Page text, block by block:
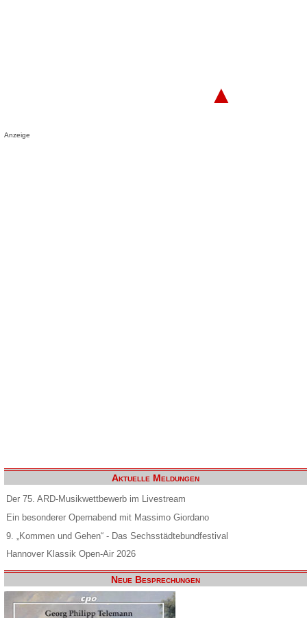
▲
Anzeige
Aktuelle Meldungen
Der 75. ARD-Musikwettbewerb im Livestream
Ein besonderer Opernabend mit Massimo Giordano
9. „Kommen und Gehen“ - Das Sechsstädtebundfestival
Hannover Klassik Open-Air 2026
Neue Besprechungen